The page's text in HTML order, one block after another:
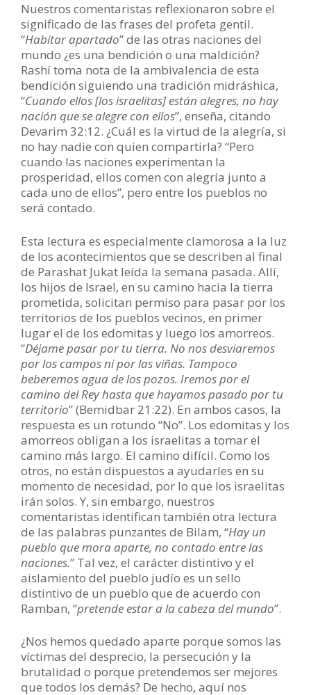
Nuestros comentaristas reflexionaron sobre el
significado de las frases del profeta gentil.
“Habitar apartado” de las otras naciones del
mundo ¿es una bendición o una maldición?
Rashí toma nota de la ambivalencia de esta
bendición siguiendo una tradición midráshica,
“Cuando ellos [los israelitas] están alegres, no hay
nación que se alegre con ellos”, enseña, citando
Devarim 32:12. ¿Cuál es la virtud de la alegría, si
no hay nadie con quien compartirla? “Pero
cuando las naciones experimentan la
prosperidad, ellos comen con alegría junto a
cada uno de ellos”, pero entre los pueblos no
será contado.
Esta lectura es especialmente clamorosa a la luz
de los acontecimientos que se describen al final
de Parashat Jukat leída la semana pasada. Allí,
los hijos de Israel, en su camino hacia la tierra
prometida, solicitan permiso para pasar por los
territorios de los pueblos vecinos, en primer
lugar el de los edomitas y luego los amorreos.
“Déjame pasar por tu tierra. No nos desviaremos
por los campos ni por las viñas. Tampoco
beberemos agua de los pozos. Iremos por el
camino del Rey hasta que hayamos pasado por tu
territorio” (Bemidbar 21:22). En ambos casos, la
respuesta es un rotundo “No”. Los edomitas y los
amorreos obligan a los israelitas a tomar el
camino más largo. El camino difícil. Como los
otros, no están dispuestos a ayudarles en su
momento de necesidad, por lo que los israelitas
irán solos. Y, sin embargo, nuestros
comentaristas identifican también otra lectura
de las palabras punzantes de Bilam, “Hay un
pueblo que mora aparte, no contado entre las
naciones.” Tal vez, el carácter distintivo y el
aislamiento del pueblo judío es un sello
distintivo de un pueblo que de acuerdo con
Ramban, “pretende estar a la cabeza del mundo”.
¿Nos hemos quedado aparte porque somos las
víctimas del desprecio, la persecución y la
brutalidad o porque pretendemos ser mejores
que todos los demás? De hecho, aquí nos